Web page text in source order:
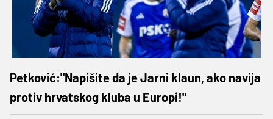
Petković:"Napišite da je Jarni klaun, ako navija
protiv hrvatskog kluba u Europi!"